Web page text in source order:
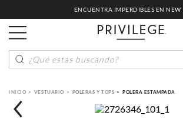
ENCUENTRA IMPERDIBLES EN NEW
¿Qué estás buscando?
VESTUARIO POLERAS Y TOPS POLERA ESTAMPADA